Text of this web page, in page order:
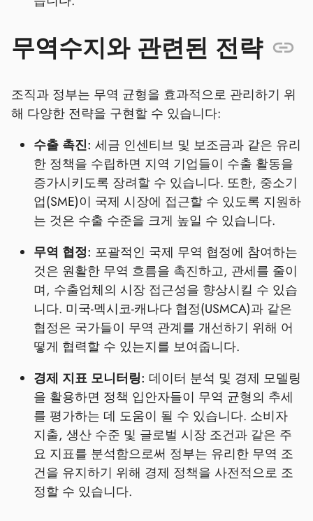
무역수지와 관련된 전략
조직과 정부는 무역 균형을 효과적으로 관리하기 위
해 다양한 전략을 구현할 수 있습니다:
수출 촉진: 세금 인센티브 및 보조금과 같은 유리
한 정책을 수립하면 지역 기업들이 수출 활동을
증가시키도록 장려할 수 있습니다. 또한, 중소기
업(SME)이 국제 시장에 접근할 수 있도록 지원하
는 것은 수출 수준을 크게 높일 수 있습니다.
무역 협정: 포괄적인 국제 무역 협정에 참여하는
것은 원활한 무역 흐름을 촉진하고, 관세를 줄이
며, 수출업체의 시장 접근성을 향상시킬 수 있습
니다. 미국-멕시코-캐나다 협정(USMCA)과 같은
협정은 국가들이 무역 관계를 개선하기 위해 어
떻게 협력할 수 있는지를 보여줍니다.
경제 지표 모니터링: 데이터 분석 및 경제 모델링
을 활용하면 정책 입안자들이 무역 균형의 추세
를 평가하는 데 도움이 될 수 있습니다. 소비자
지출, 생산 수준 및 글로벌 시장 조건과 같은 주
요 지표를 분석함으로써 정부는 유리한 무역 조
건을 유지하기 위해 경제 정책을 사전적으로 조
정할 수 있습니다.